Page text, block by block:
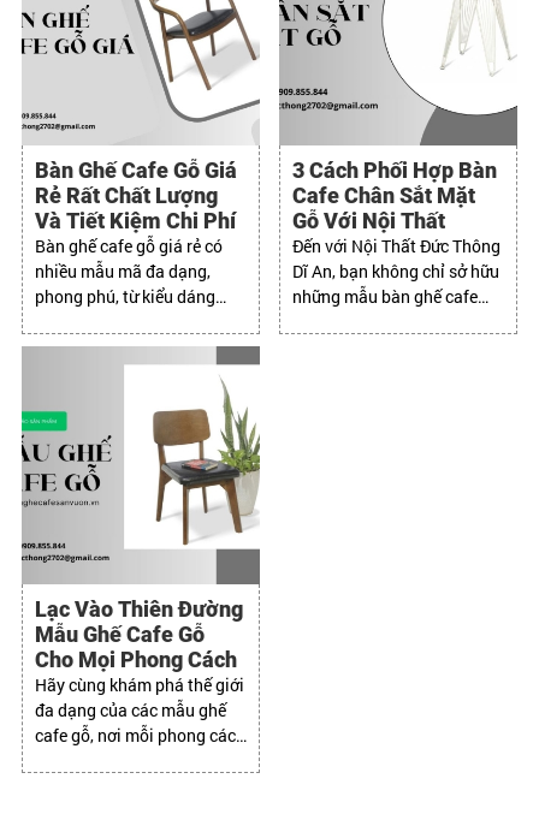
Bàn Ghế Cafe Gỗ Giá
Rẻ Rất Chất Lượng
Và Tiết Kiệm Chi Phí
Bàn ghế cafe gỗ giá rẻ có
nhiều mẫu mã đa dạng,
phong phú, từ kiểu dáng
phong cách hiện đại đến cổ
3 Cách Phối Hợp Bàn
Cafe Chân Sắt Mặt
Gỗ Với Nội Thất
Đến với Nội Thất Đức Thông
Dĩ An, bạn không chỉ sở hữu
những mẫu bàn ghế cafe
Lạc Vào Thiên Đường
Mẫu Ghế Cafe Gỗ
Cho Mọi Phong Cách
Hãy cùng khám phá thế giới
đa dạng của các mẫu ghế
cafe gỗ, nơi mỗi phong cách